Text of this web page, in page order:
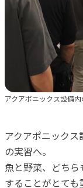
アクアポニックス設備
アクアポニック
の実習へ。
魚と野菜、どち
することがとても